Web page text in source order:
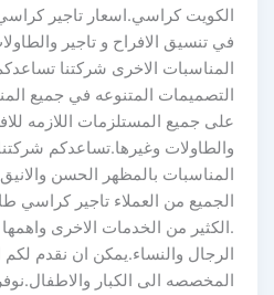
الكويت كراسي.اسعار تاجير
في تنسيق الافراح و تاجير
المناسبات الاخرى شركتنا
التصميمات المتنوعه في جميع
على جميع المستلزمات اللازمه
والطاولات وغيرها.تساعدكم
المناسبات بالمظهر الحسن
الجميع من العملاء تاجير كراسي
.الكثير من الخدمات الاخرى
الرجال والنساء.يمكن ان نقدم لكم
المخصصه الى الكبار